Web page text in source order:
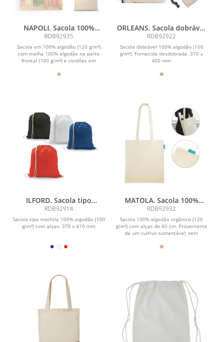
NAPOLI. Sacola 100%
algodão (120 g/m²)
RDB92935
Sacola em 100% algodão (120 g/m²)
com malha 100% algodão na parte
frontal (100 g/m²) e cordões em
ORLEANS. Sacola dobrável
100% algodão (100 g/m²)
RDB92922
Sacola dobrável 100% algodão (100
g/m²). Fornecida desdobrada. 370 x
400 mm
ILFORD. Sacola tipo
mochila 100% algodão
(100g/m²)
RDB92914
Sacola tipo mochila 100% algodão (100
g/m²) com alças. 370 x 410 mm
MATOLA. Sacola 100%
algodão orgânico (120
g/m²)
RDB92932
Sacola 100% algodão orgânico (120
g/m²) com alças de 60 cm. Proveniente
de um cultivo sustentável, sem